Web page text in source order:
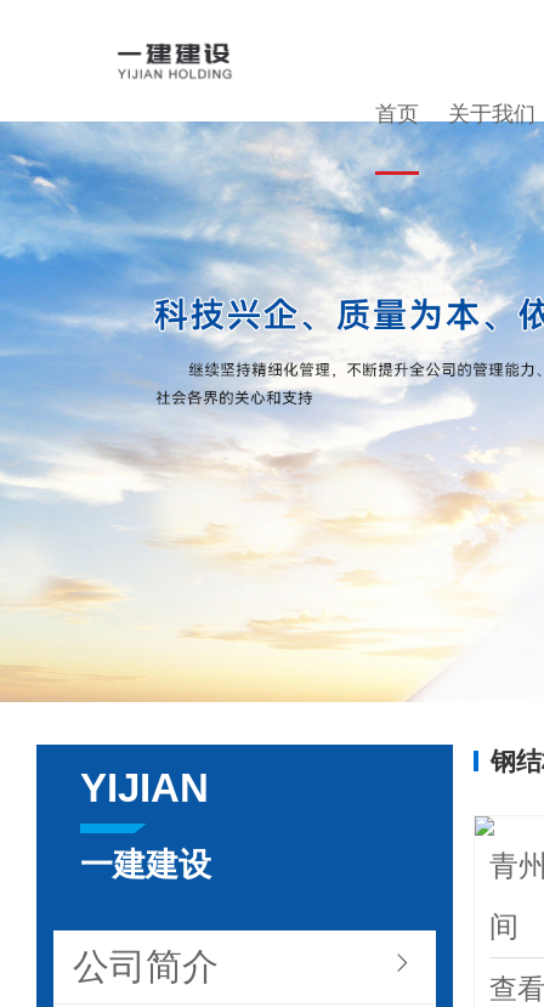
首页 关于我们
YIJIAN
一建建设
公司简介 
钢
青
间
查